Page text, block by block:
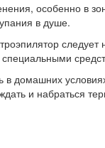
особенно в
в душе.
домашних
и набраться